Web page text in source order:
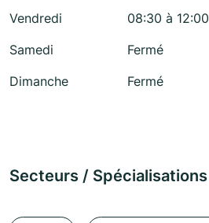
Vendredi
08:30 à 12:00
Samedi
Fermé
Dimanche
Fermé
Secteurs / Spécialisations